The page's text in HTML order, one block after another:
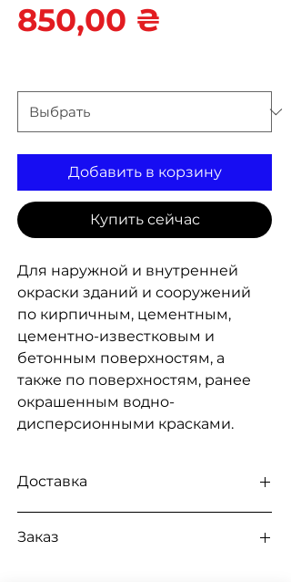
850,00 ₴
Добавить в корзину
Купить сейчас
Для наружной и внутренней
окраски зданий и сооружений
по кирпичным, цементным,
цементно-известковым и
бетонным поверхностям, а
также по поверхностям, ранее
окрашенным водно-
дисперсионными красками.
Доставка
длясамовывоза
Заказ